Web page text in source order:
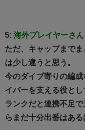
5: 海外プレイヤーさん
ただ、キャップまで
は少し違うと思う。
今のダイブ寄りの編
イバーを支える役とし
ランクだと連携不足
らまだ十分出番はある